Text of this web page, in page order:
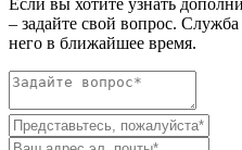
Если вы хотите узнать
– задайте свой вопрос.
него в ближайшее время.